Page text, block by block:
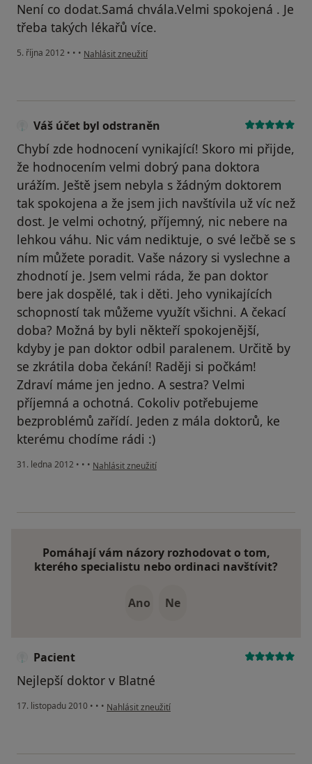
Není co dodat.Samá chvála.Velmi spokojená . Je
třeba takých lékařů více.
5. října 2012 • • • podle názoru uživatele Váš účet byl odstraněn
Nahlásit zneužití
Váš účet byl odstraněn
Chybí zde hodnocení vynikající! Skoro mi přijde,
že hodnocením velmi dobrý pana doktora
urážím. Ještě jsem nebyla s žádným doktorem
tak spokojena a že jsem jich navštívila už víc než
dost. Je velmi ochotný, příjemný, nic nebere na
lehkou váhu. Nic vám nediktuje, o své lečbě se s
ním můžete poradit. Vaše názory si vyslechne a
zhodnotí je. Jsem velmi ráda, že pan doktor
bere jak dospělé, tak i děti. Jeho vynikajících
schopností tak můžeme využít všichni. A čekací
doba? Možná by byli někteří spokojenější,
kdyby je pan doktor odbil paralenem. Určitě by
se zkrátila doba čekání! Raději si počkám!
Zdraví máme jen jedno. A sestra? Velmi
příjemná a ochotná. Cokoliv potřebujeme
bezproblémů zařídí. Jeden z mála doktorů, ke
kterému chodíme rádi :)
31. ledna 2012 • • • podle názoru uživatele Váš účet byl odstraněn
Nahlásit zneužití
Pomáhají vám názory rozhodovat o tom,
kterého specialistu nebo ordinaci navštívit?
Ano Ne
Pacient
Nejlepší doktor v Blatné
17. listopadu 2010 • • • podle názoru uživatele Pacient
Nahlásit zneužití